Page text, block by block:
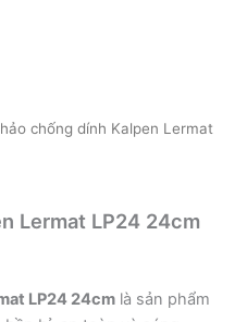
chống dính Kalpen Lermat
Lermat LP24 24cm
LP24 24cm là sản phẩm